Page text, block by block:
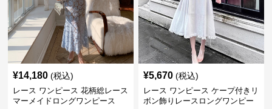
¥14,180 (税込)
レース ワンピース 花柄総レース
マーメイドロングワンピース
¥5,670 (税込)
レース ワンピース ケープ付きリ
ボン飾りレースロングワンピー